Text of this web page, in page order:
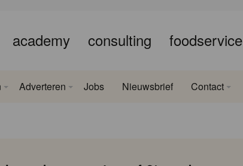
academy consulting foodservice
Adverteren Jobs Nieuwsbrief Contact